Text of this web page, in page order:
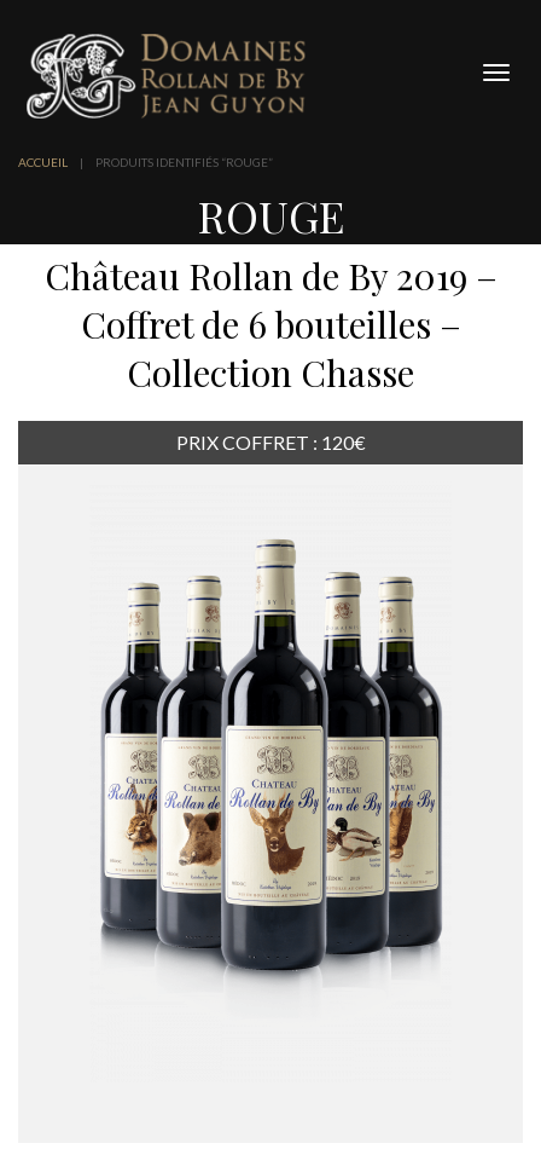
ACCUEIL | PRODUITS IDENTIFIÉS “ROUGE”
ROUGE
Château Rollan de By 2019 –
Coffret de 6 bouteilles –
Collection Chasse
PRIX COFFRET : 120€